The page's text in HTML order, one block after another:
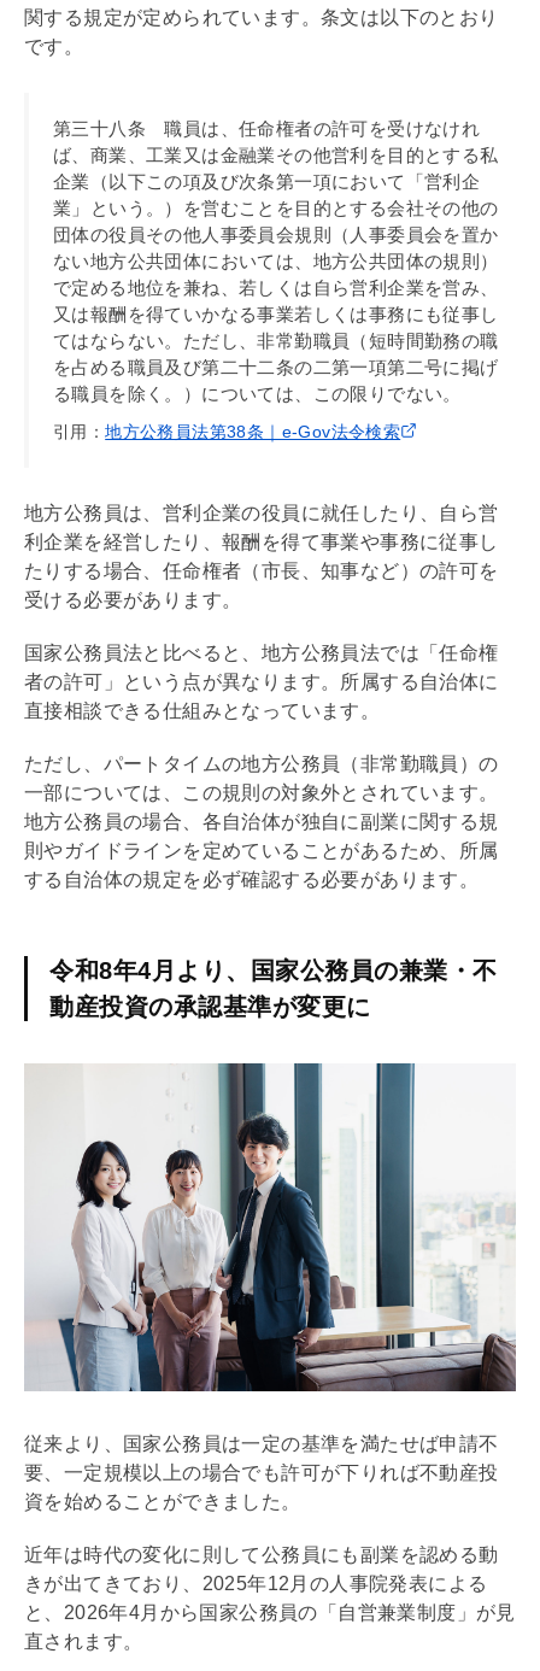
関する規定が定められています。条文は以下のとおり
です。
第三十八条 職員は、任命権者の許可を受けなけれ
ば、商業、工業又は金融業その他営利を目的とする私
企業（以下この項及び次条第一項において「営利企
業」という。）を営むことを目的とする会社その他の
団体の役員その他人事委員会規則（人事委員会を置か
ない地方公共団体においては、地方公共団体の規則）
で定める地位を兼ね、若しくは自ら営利企業を営み、
又は報酬を得ていかなる事業若しくは事務にも従事し
てはならない。ただし、非常勤職員（短時間勤務の職
を占める職員及び第二十二条の二第一項第二号に掲げ
る職員を除く。）については、この限りでない。
引用：地方公務員法第38条｜e-Gov法令検索
地方公務員は、営利企業の役員に就任したり、自ら営
利企業を経営したり、報酬を得て事業や事務に従事し
たりする場合、任命権者（市長、知事など）の許可を
受ける必要があります。
国家公務員法と比べると、地方公務員法では「任命権
者の許可」という点が異なります。所属する自治体に
直接相談できる仕組みとなっています。
ただし、パートタイムの地方公務員（非常勤職員）の
一部については、この規則の対象外とされています。
地方公務員の場合、各自治体が独自に副業に関する規
則やガイドラインを定めていることがあるため、所属
する自治体の規定を必ず確認する必要があります。
令和8年4月より、国家公務員の兼業・不
動産投資の承認基準が変更に
従来より、国家公務員は一定の基準を満たせば申請不
要、一定規模以上の場合でも許可が下りれば不動産投
資を始めることができました。
近年は時代の変化に則して公務員にも副業を認める動
きが出てきており、2025年12月の人事院発表による
と、2026年4月から国家公務員の「自営兼業制度」が見
直されます。